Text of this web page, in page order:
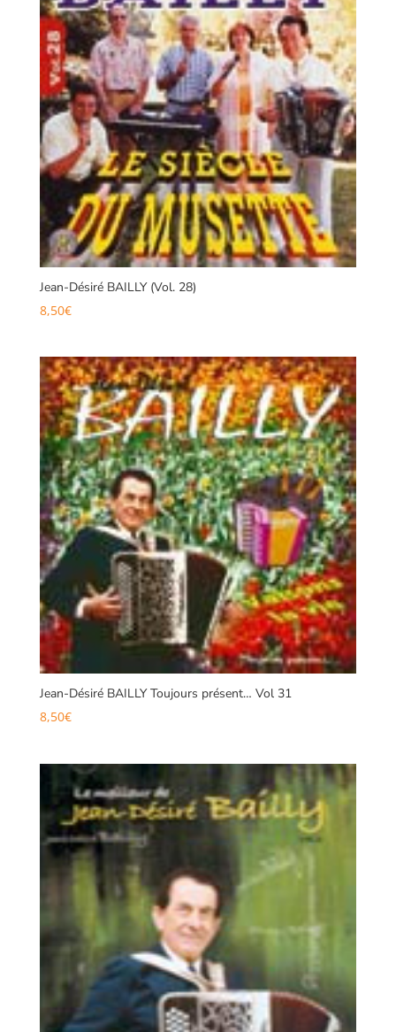
Jean-Désiré BAILLY (Vol. 28)
8,50€
Jean-Désiré BAILLY Toujours présent… Vol 31
8,50€